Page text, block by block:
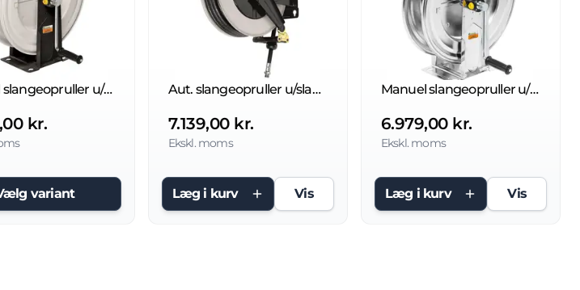
Manuel slangeopruller u/slange til luft/vand
kr.
variant
Aut. slangeopruller u/slange 400 bar
7.139,00 kr.
Ekskl. moms
Læg i kurv Vis
Manuel slangeopruller u/slange 100bar
6.979,00 kr.
Ekskl. moms
Læg i kurv Vis